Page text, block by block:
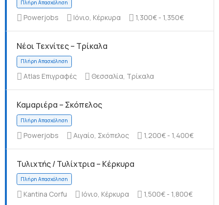
Πλήρη Απασχόληση
Πλήρη Απασχόληση
Πλήρη Απασχόληση
Powerjobs Ιόνιο, Κέρκυρα 1,300€ - 1,350€
Νέοι Τεχνίτες – Τρίκαλα
Atlas Επιγραφές Θεσσαλία, Τρίκαλα
Καμαριέρα – Σκόπελος
Powerjobs Αιγαίο, Σκόπελος 1,200€ - 1,400€
Τυλιχτής / Τυλίχτρια – Κέρκυρα
Kantina Corfu Ιόνιο, Κέρκυρα 1,500€ - 1,800€